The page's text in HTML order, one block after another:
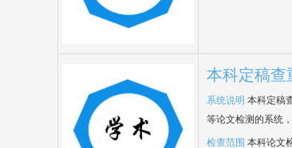
本科定稿查
系统说明 本科定稿
等论文检测的系统
检查范围 本科论文